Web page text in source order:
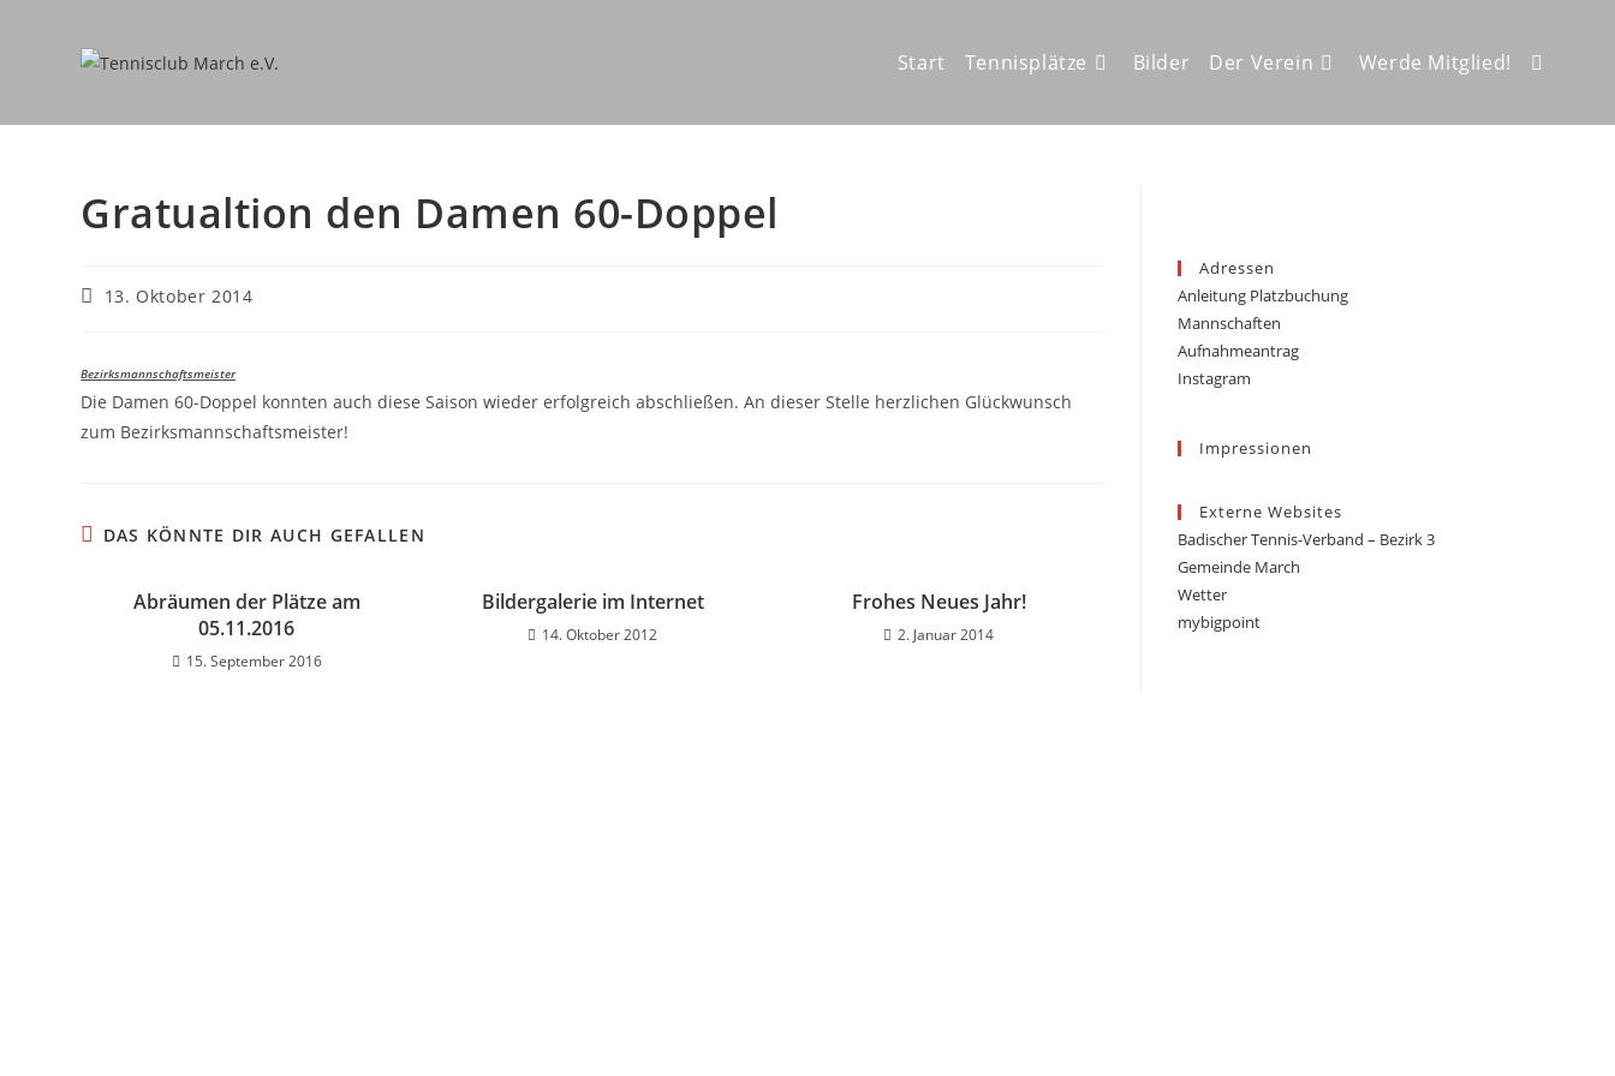
Start Tennisplätze Bilder Der Verein Werde Mitglied! Website-
Gratualtion den Damen 60-Doppel
Beitrag
13. Oktober 2014
Bezirksmannschaftsmeister
Die Damen 60-Doppel konnten auch diese Saison wieder erfolgreich abschließen. An dieser Stelle herzlichen Glückwunsch
zum Bezirksmannschaftsmeister!
DAS KÖNNTE DIR AUCH GEFALLEN
Abräumen der Plätze am
05.11.2016
15. September 2016
Bildergalerie im Internet
14. Oktober 2012
Frohes Neues Jahr!
2. Januar 2014
Adressen
Anleitung Platzbuchung
Mannschaften
Aufnahmeantrag
Instagram
Impressionen
Externe Websites
Badischer Tennis-Verband – Bezirk 3
Gemeinde March
Wetter
mybigpoint